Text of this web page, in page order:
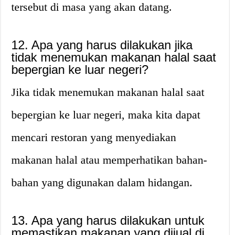
tersebut di masa yang akan datang.
12. Apa yang harus dilakukan jika
tidak menemukan makanan halal saat
bepergian ke luar negeri?
Jika tidak menemukan makanan halal saat
bepergian ke luar negeri, maka kita dapat
mencari restoran yang menyediakan
makanan halal atau memperhatikan bahan-
bahan yang digunakan dalam hidangan.
13. Apa yang harus dilakukan untuk